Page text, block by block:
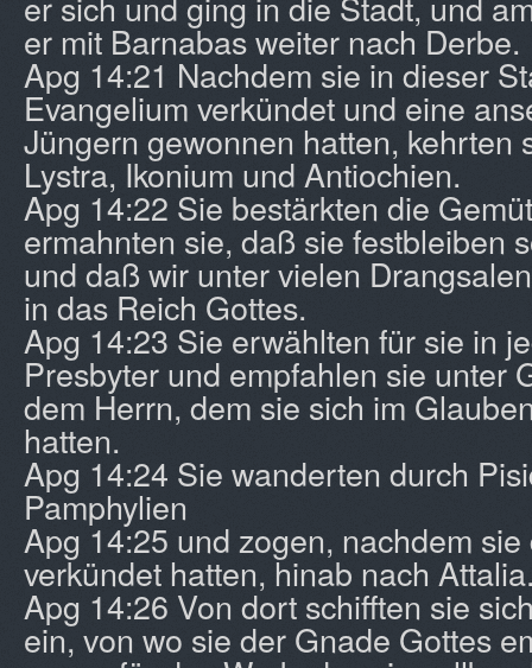
er mit Barnabas weiter nach Derbe.
Apg 14:21 Nachdem sie in dieser
Evangelium verkündet und eine
Jüngern gewonnen hatten, kehrten
Lystra, Ikonium und Antiochien.
Apg 14:22 Sie bestärkten die
ermahnten sie, daß sie festbleiben
und daß wir unter vielen
in das Reich Gottes.
Apg 14:23 Sie erwählten für sie in
Presbyter und empfahlen sie unter
dem Herrn, dem sie sich im
hatten.
Apg 14:24 Sie wanderten durch
Pamphylien
Apg 14:25 und zogen, nachdem
verkündet hatten, hinab nach
Apg 14:26 Von dort schifften sie
ein, von wo sie der Gnade Gottes